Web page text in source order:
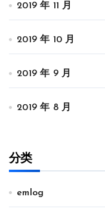
2019 年 11 月
2019 年 10 月
2019 年 9 月
2019 年 8 月
分类
emlog